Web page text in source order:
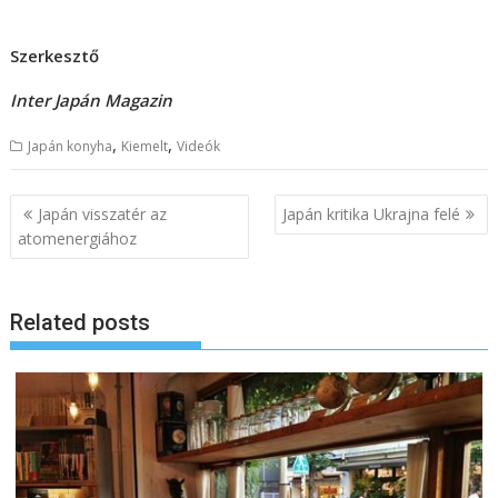
Szerkesztő
Inter Japán Magazin
Japán konyha, Kiemelt,Videók
B
e
g
y
z
é
s
n
Japán visszatér az
atomenergiához
Japán kritika Ukrajna felé
Related posts